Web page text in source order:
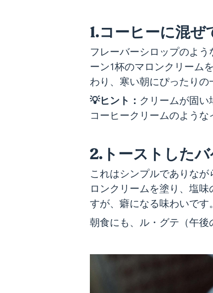
1.コーヒーに混
フレーバーシロップのよ
ーン1杯のマロンクリーム
わり、寒い朝にぴったりの
💡ヒント： クリームが固
コーヒークリームのような
2.トーストした
これはシンプルでありな
ロンクリームを塗り、塩
すが、癖になる味わいです
朝食にも、ル・グテ（午後